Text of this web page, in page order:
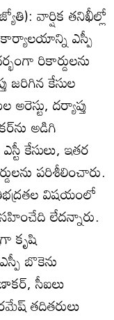
వార్షిక తనిఖీల్లో
ఎస్పీ
రికార్డులను
జరిగిన కేసుల
అరెస్టు, దర్యాప్తు
అడిగి
కేసులు, ఇతర
పరిశీలించారు.
విషయంలో
సహించేది లేదన్నారు.
కృషి
బొకెను
సీఐలు
తదితరులు